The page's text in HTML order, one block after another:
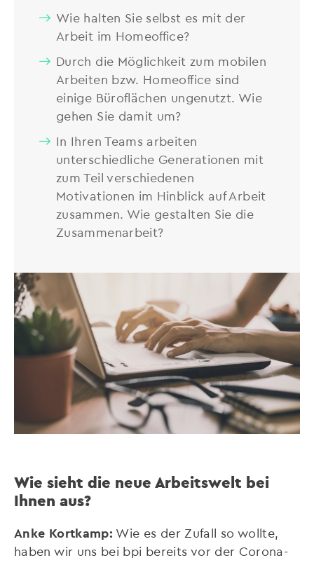
Wie halten Sie selbst es mit der
Arbeit im Homeoffice?
Durch die Möglichkeit zum mobilen
Arbeiten bzw. Homeoffice sind
einige Büroflächen ungenutzt. Wie
gehen Sie damit um?
In Ihren Teams arbeiten
unterschiedliche Generationen mit
zum Teil verschiedenen
Motivationen im Hinblick auf Arbeit
zusammen. Wie gestalten Sie die
Zusammenarbeit?
Wie sieht die neue Arbeitswelt bei
Ihnen aus?
Anke Kortkamp: Wie es der Zufall so wollte,
haben wir uns bei bpi bereits vor der Corona-